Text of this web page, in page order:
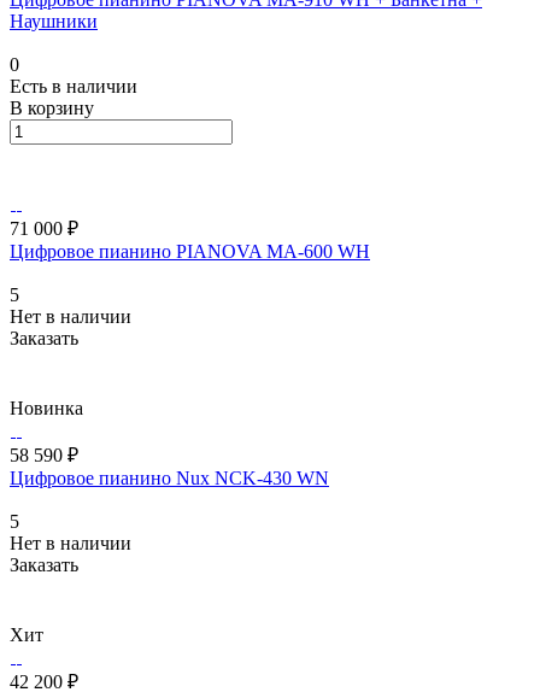
Наушники
0
Есть в наличии
В корзину
71 000 ₽
Цифровое пианино PIANOVA MA-600 WH
5
Нет в наличии
Заказать
Новинка
58 590 ₽
Цифровое пианино Nux NCK-430 WN
5
Нет в наличии
Заказать
Хит
42 200 ₽